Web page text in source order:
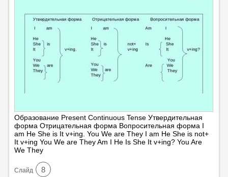
Образование Present Continuous Tense Утвердительная
форма Отрицательная форма Вопросительная форма I
am He She is It v+ing. You We are They I am He She is not+
It v+ing You We are They Am I He Is She It v+ing? You Are
We They
Cлайд 8